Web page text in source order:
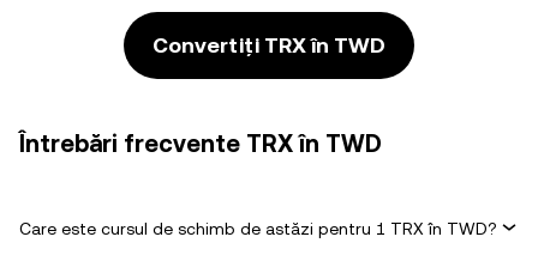
Convertiți TRX în TWD
Întrebări frecvente TRX în TWD
Care este cursul de schimb de astăzi pentru 1 TRX în TWD?